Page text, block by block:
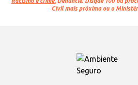
Civil mais próxima ou o